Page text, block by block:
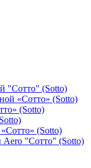
"Сотто" (Sotto)
«Сотто» (Sotto)
(Sotto)
(Sotto)
"Сотто" (Sotto)